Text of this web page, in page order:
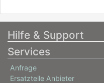
Hilfe & Support
Services
Anfrage
Ersatzteile Anbieter